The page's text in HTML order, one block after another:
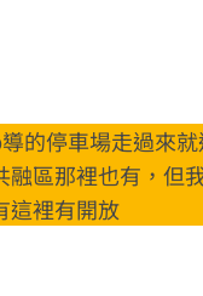
的停車場走過來
融區那裡也有，但
這裡有開放